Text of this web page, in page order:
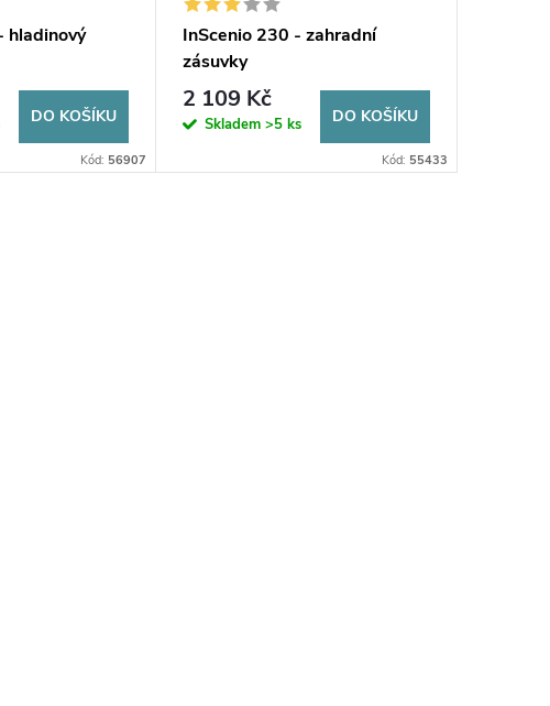
hladinový
DO KOŠÍKU
Kód: 56907
InScenio 230 - zahradní
zásuvky
2 109 Kč
Skladem >5 ks DO KOŠÍKU
Kód: 55433